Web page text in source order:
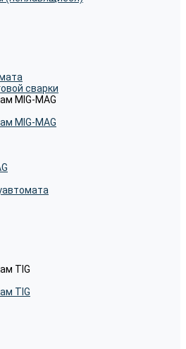
сварки
MIG-MAG
MIG-MAG
TIG
TIG